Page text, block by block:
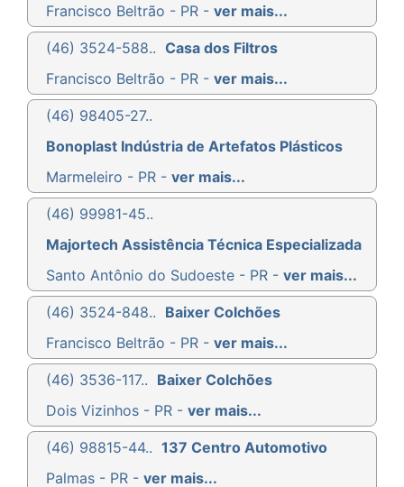
Francisco Beltrão - PR - ver mais...
(46) 3524-588.. Casa dos Filtros
Francisco Beltrão - PR - ver mais...
(46) 98405-27..
Bonoplast Indústria de Artefatos Plásticos
Marmeleiro - PR - ver mais...
(46) 99981-45..
Majortech Assistência Técnica Especializada
Santo Antônio do Sudoeste - PR - ver mais...
(46) 3524-848.. Baixer Colchões
Francisco Beltrão - PR - ver mais...
(46) 3536-117.. Baixer Colchões
Dois Vizinhos - PR - ver mais...
(46) 98815-44.. 137 Centro Automotivo
Palmas - PR - ver mais...